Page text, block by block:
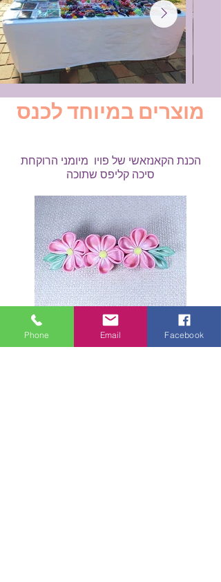
מוצרים במיוחד לכנס
הכנת הקאנזאשי של פויו מיומני הרוקחת
סיכה קליפס שתוכה
Phone Email Facebook